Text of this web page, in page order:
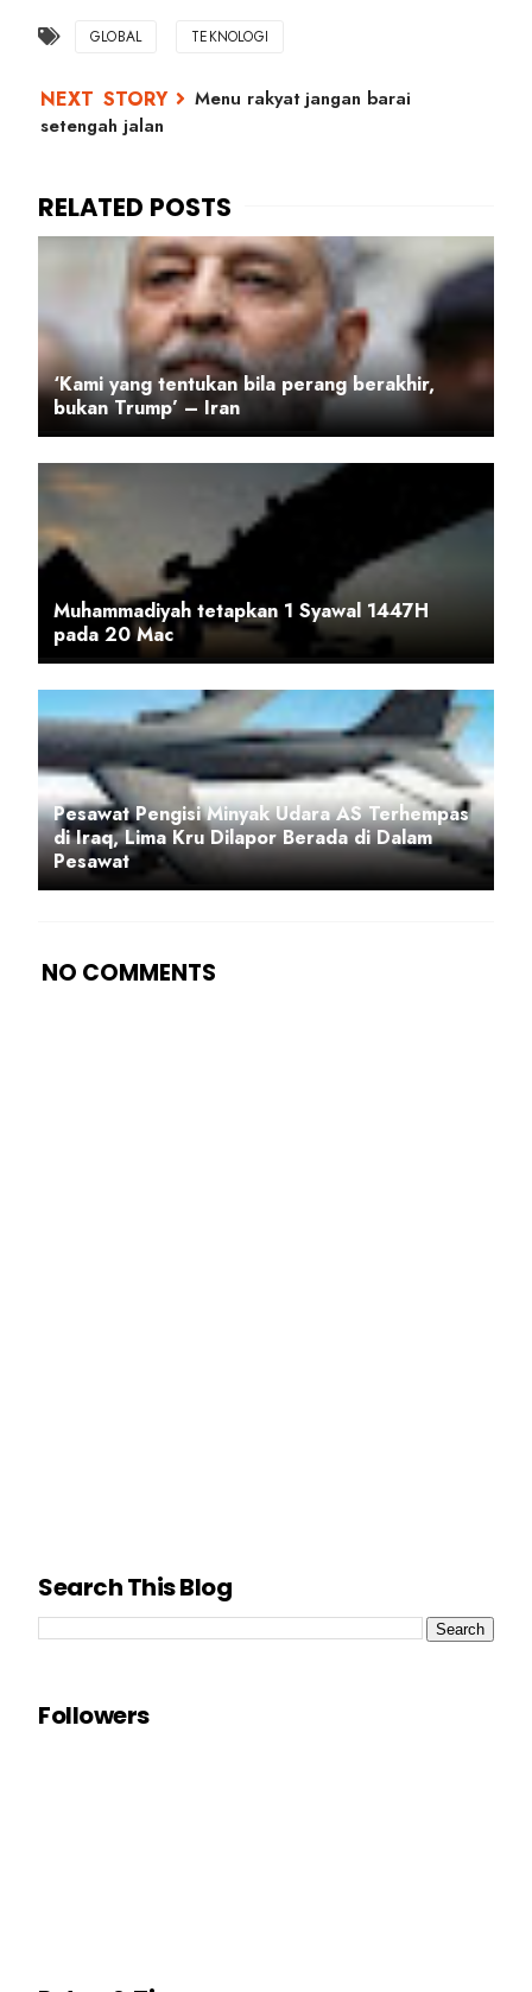
GLOBAL TEKNOLOGI
Menu rakyat jangan barai
setengah jalan
‘Kami yang tentukan bila perang berakhir,
bukan Trump’ – Iran
Muhammadiyah tetapkan 1 Syawal 1447H
pada 20 Mac
Pesawat Pengisi Minyak Udara AS Terhempas
di Iraq, Lima Kru Dilapor Berada di Dalam
Pesawat
NO COMMENTS
Search This Blog
Followers